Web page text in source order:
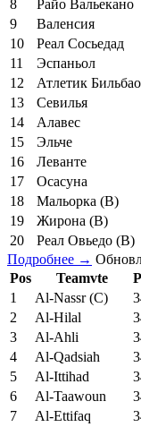
8 Райо Вальекано
9
Валенсия
10
Реал Сосьедад
11
Эспаньол
12
Атлетик Бильбао
13
Севилья
14
Алавес
15
Эльче
16
Леванте
17
Осасуна
18
Мальорка (В)
19
Жирона (В)
20
Реал Овьедо (В)
Подробнее →
Pos
Teamvte
1
Al-Nassr (C)
2
Al-Hilal
3
Al-Ahli
4
Al-Qadsiah
5
Al-Ittihad
6
Al-Taawoun
7
Al-Ettifaq